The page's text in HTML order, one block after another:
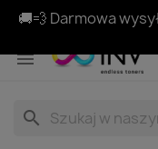
🚚💨 Darmowa

search